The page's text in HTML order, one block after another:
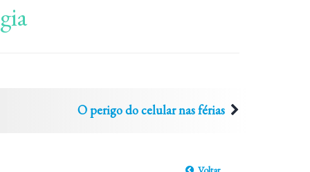
O perigo do celular nas férias